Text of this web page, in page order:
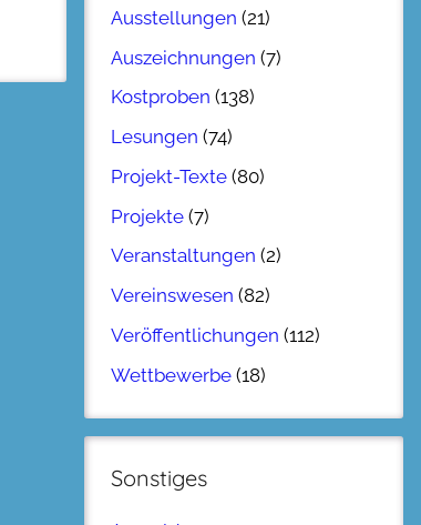
Ausstellungen (21)
Auszeichnungen (7)
Kostproben (138)
Lesungen (74)
Projekt-Texte (80)
Projekte (7)
Veranstaltungen (2)
Vereinswesen (82)
Veröffentlichungen (112)
Wettbewerbe (18)
Sonstiges